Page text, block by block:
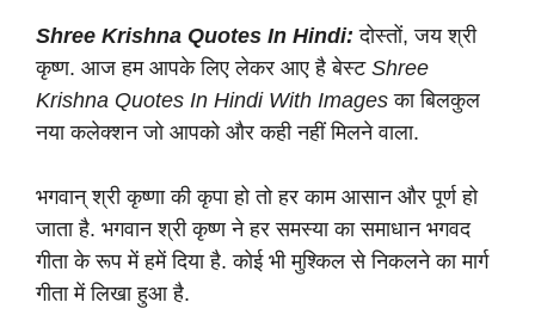
at
s
A
p
c
e
b
o
k
e
gr
a
er
e
st
p
y
Li
k
Shree Krishna Quotes In Hindi: दोस्तों, जय श्री
कृष्ण. आज हम आपके लिए लेकर आए है बेस्ट Shree
Krishna Quotes In Hindi With Images का बिलकुल
नया कलेक्शन जो आपको और कही नहीं मिलने वाला.
भगवान् श्री कृष्णा की कृपा हो तो हर काम आसान और पूर्ण हो
जाता है. भगवान श्री कृष्ण ने हर समस्या का समाधान भगवद
गीता के रूप में हमें दिया है. कोई भी मुश्किल से निकलने का मार्ग
गीता में लिखा हुआ है.